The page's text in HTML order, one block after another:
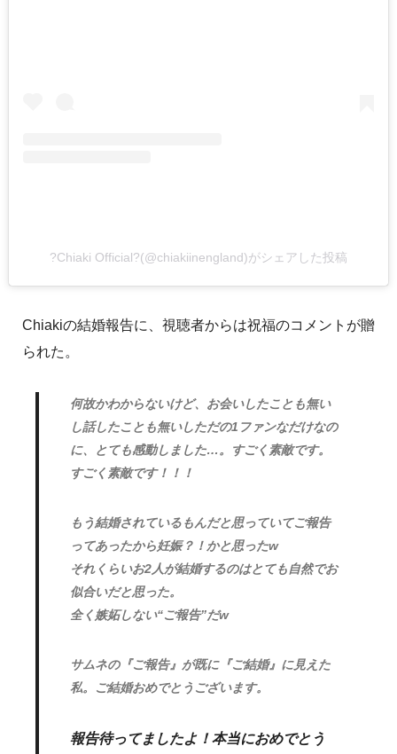
?Chiaki Official?(@chiakiinengland)がシェアした投稿
Chiakiの結婚報告に、視聴者からは祝福のコメントが贈
られた。
何故かわからないけど、お会いしたことも無い
し話したことも無いしただの1ファンなだけなの
に、とても感動しました…。すごく素敵です。
すごく素敵です！！！
もう結婚されているもんだと思っていてご報告
ってあったから妊娠？！かと思ったw
それくらいお2人が結婚するのはとても自然でお
似合いだと思った。
全く嫉妬しない“ご報告”だw
サムネの『ご報告』が既に『ご結婚』に見えた
私。ご結婚おめでとうございます。
報告待ってましたよ！本当におめでとう